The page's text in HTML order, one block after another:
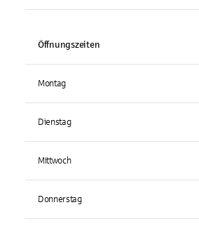
Öffnungszeiten
Montag
Dienstag
Mittwoch
Donnerstag